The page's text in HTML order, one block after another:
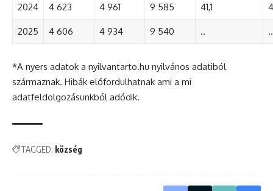
2024 4 623 4 961 9 585 41,1
2025 4 606 4 934 9 540 .. ..
*A nyers adatok a nyilvantarto.hu nyilvános adatiból
származnak. Hibák előfordulhatnak ami a mi
adatfeldolgozásunkból adódik.
TAGGED: község